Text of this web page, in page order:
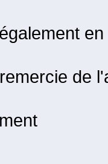
de